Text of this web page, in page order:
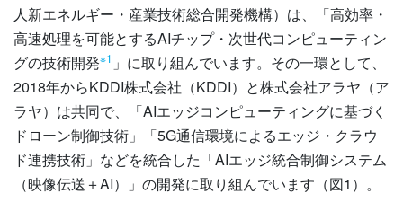
人新エネルギー・産業技術総合開発機構）は、「高効率・
高速処理を可能とするAIチップ・次世代コンピューティン
グの技術開発※1 」に取り組んでいます。その一環として、
2018年からKDDI株式会社（KDDI）と株式会社アラヤ（ア
ラヤ）は共同で、「AIエッジコンピューティングに基づく
ドローン制御技術」「5G通信環境によるエッジ・クラウ
ド連携技術」などを統合した「AIエッジ統合制御システム
（映像伝送＋AI）」の開発に取り組んでいます（図1）。